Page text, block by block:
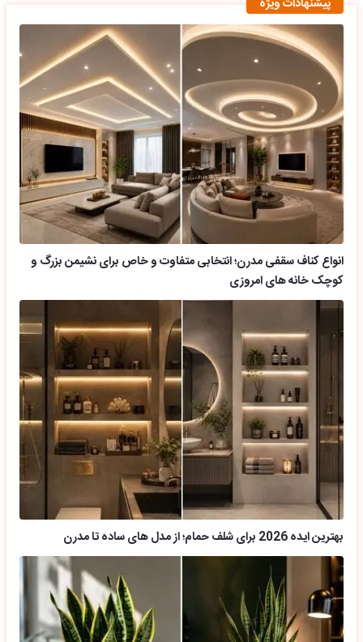
پیشنهادات ویژه
انواع کناف سقفی مدرن؛ انتخابی متفاوت و خاص برای نشیمن بزرگ و
کوچک خانه های امروزی
بهترین ایده 2026 برای شلف حمام؛ از مدل های ساده تا مدرن